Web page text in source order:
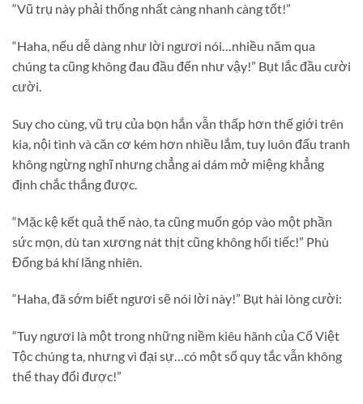
“Vũ trụ này phải thống nhất càng nhanh càng tốt!”
“Haha, nếu dễ dàng như lời ngươi nói…nhiều năm qua
chúng ta cũng không đau đầu đến như vậy!” Bụt lắc đầu cười
cười.
Suy cho cùng, vũ trụ của bọn hắn vẫn thấp hơn thế giới trên
kia, nội tình và căn cơ kém hơn nhiều lắm, tuy luôn đấu tranh
không ngừng nghĩ nhưng chẳng ai dám mở miệng khẳng
định chắc thắng được.
“Mặc kệ kết quả thế nào, ta cũng muốn góp vào một phần
sức mọn, dù tan xương nát thịt cũng không hối tiếc!” Phù
Đổng bá khí lăng nhiên.
“Haha, đã sớm biết ngươi sẽ nói lời này!” Bụt hài lòng cười:
“Tuy ngươi là một trong những niềm kiêu hãnh của Cổ Việt
Tộc chúng ta, nhưng vì đại sự…có một số quy tắc vẫn không
thể thay đổi được!”